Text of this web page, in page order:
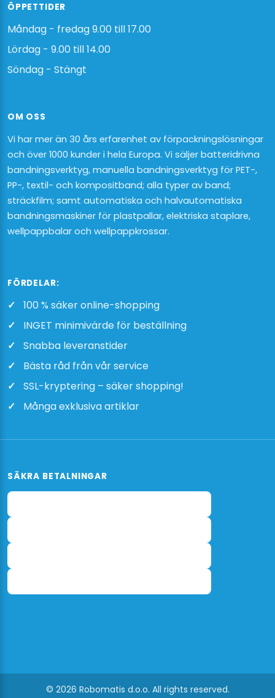
ÖPPETTIDER
Måndag - fredag 9.00 till 17.00
Lördag - 9.00 till 14.00
Söndag - Stängt
OM OSS
Vi har mer än 30 års erfarenhet av förpackningslösningar
och över 1000 kunder i hela Europa. Vi säljer batteridrivna
bandningsverktyg, manuella bandningsverktyg för PET-,
PP-, textil- och kompositband; alla typer av band;
sträckfilm; samt automatiska och halvautomatiska
bandningsmaskiner för plastpallar, elektriska staplare,
wellpappbalar och wellpappkrossar.
FÖRDELAR:
100 % säker online-shopping
INGET minimivärde för beställning
Snabba leveranstider
Bästa råd från vår service
SSL-kryptering – säker shopping!
Många exklusiva artiklar
SÄKRA BETALNINGAR
© 2026 Robomatis d.o.o. All rights reserved.